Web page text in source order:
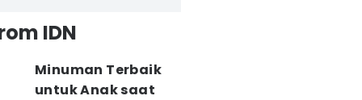
IDN
Minuman Terbaik
untuk Anak saat